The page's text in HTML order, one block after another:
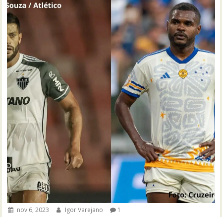
nov 6, 2023 Igor Varejano 1